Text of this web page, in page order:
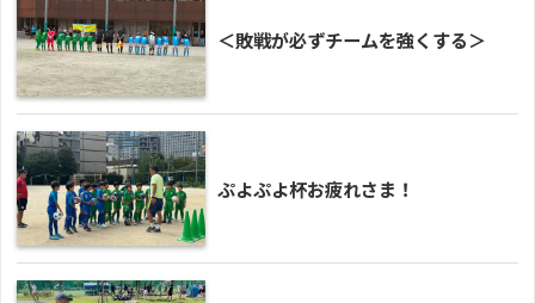
＜敗戦が必ずチームを強くする＞
ぷよぷよ杯お疲れさま！